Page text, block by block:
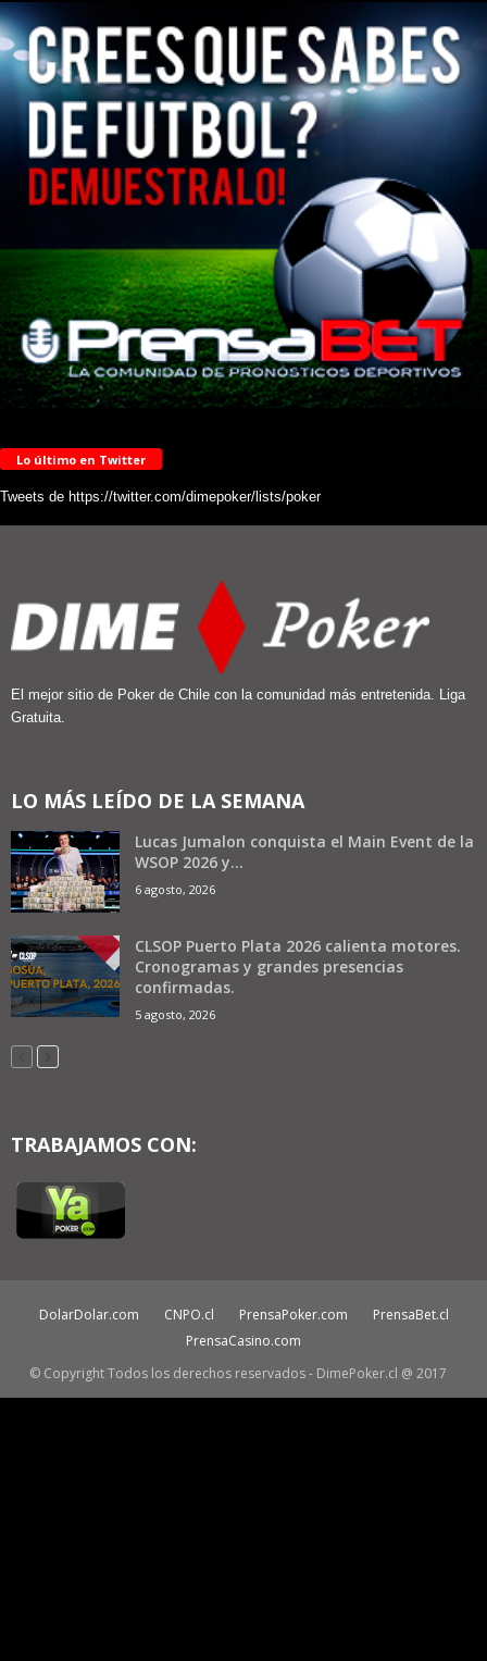
Lo último en Twitter
Tweets de https://twitter.com/dimepoker/lists/poker
El mejor sitio de Poker de Chile con la comunidad más entretenida. Liga
Gratuita.
LO MÁS LEÍDO DE LA SEMANA
Lucas Jumalon conquista el Main Event de la
WSOP 2026 y...
6 agosto, 2026
CLSOP Puerto Plata 2026 calienta motores.
Cronogramas y grandes presencias
confirmadas.
5 agosto, 2026
TRABAJAMOS CON:
DolarDolar.com CNPO.cl PrensaPoker.com
PrensaBet.cl
PrensaCasino.com
© Copyright Todos los derechos reservados - DimePoker.cl @ 2017